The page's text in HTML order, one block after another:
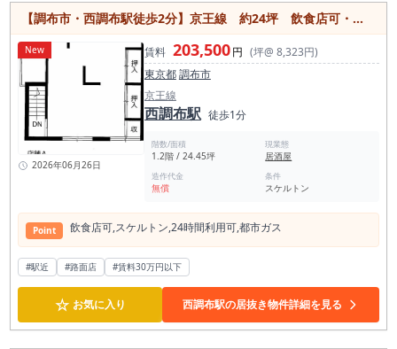
【調布市・西調布駅徒歩2分】京王線 約24坪 飲食店可・スケルトン 24時間利用可能の駅近物件
New
2026年06月26日
賃料 203,500円 (坪@ 8,323円)
東京都調布市
京王線
西調布駅 徒歩1分
階数/面積
1.2階 / 24.45坪
現業態
居酒屋
造作代金
無償
条件
スケルトン
Point 飲⾷店可,スケルトン,24時間利⽤可,都市ガス
#駅近 #路面店 #賃料30万円以下
☆ お気に入り 西調布駅の居抜き物件詳細を見る